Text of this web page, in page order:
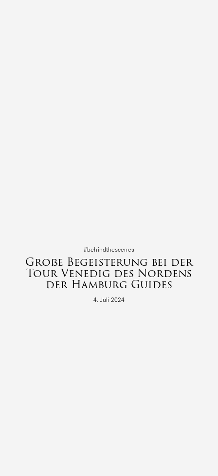
#behind­the­s­cenes
Große Begeisterung bei der
Tour Venedig des Nordens
der Hamburg Guides
4. Juli 2024